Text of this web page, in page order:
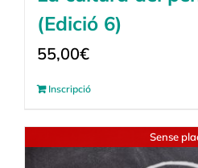
(Edició 6)
55,00€
Inscripció
Sense